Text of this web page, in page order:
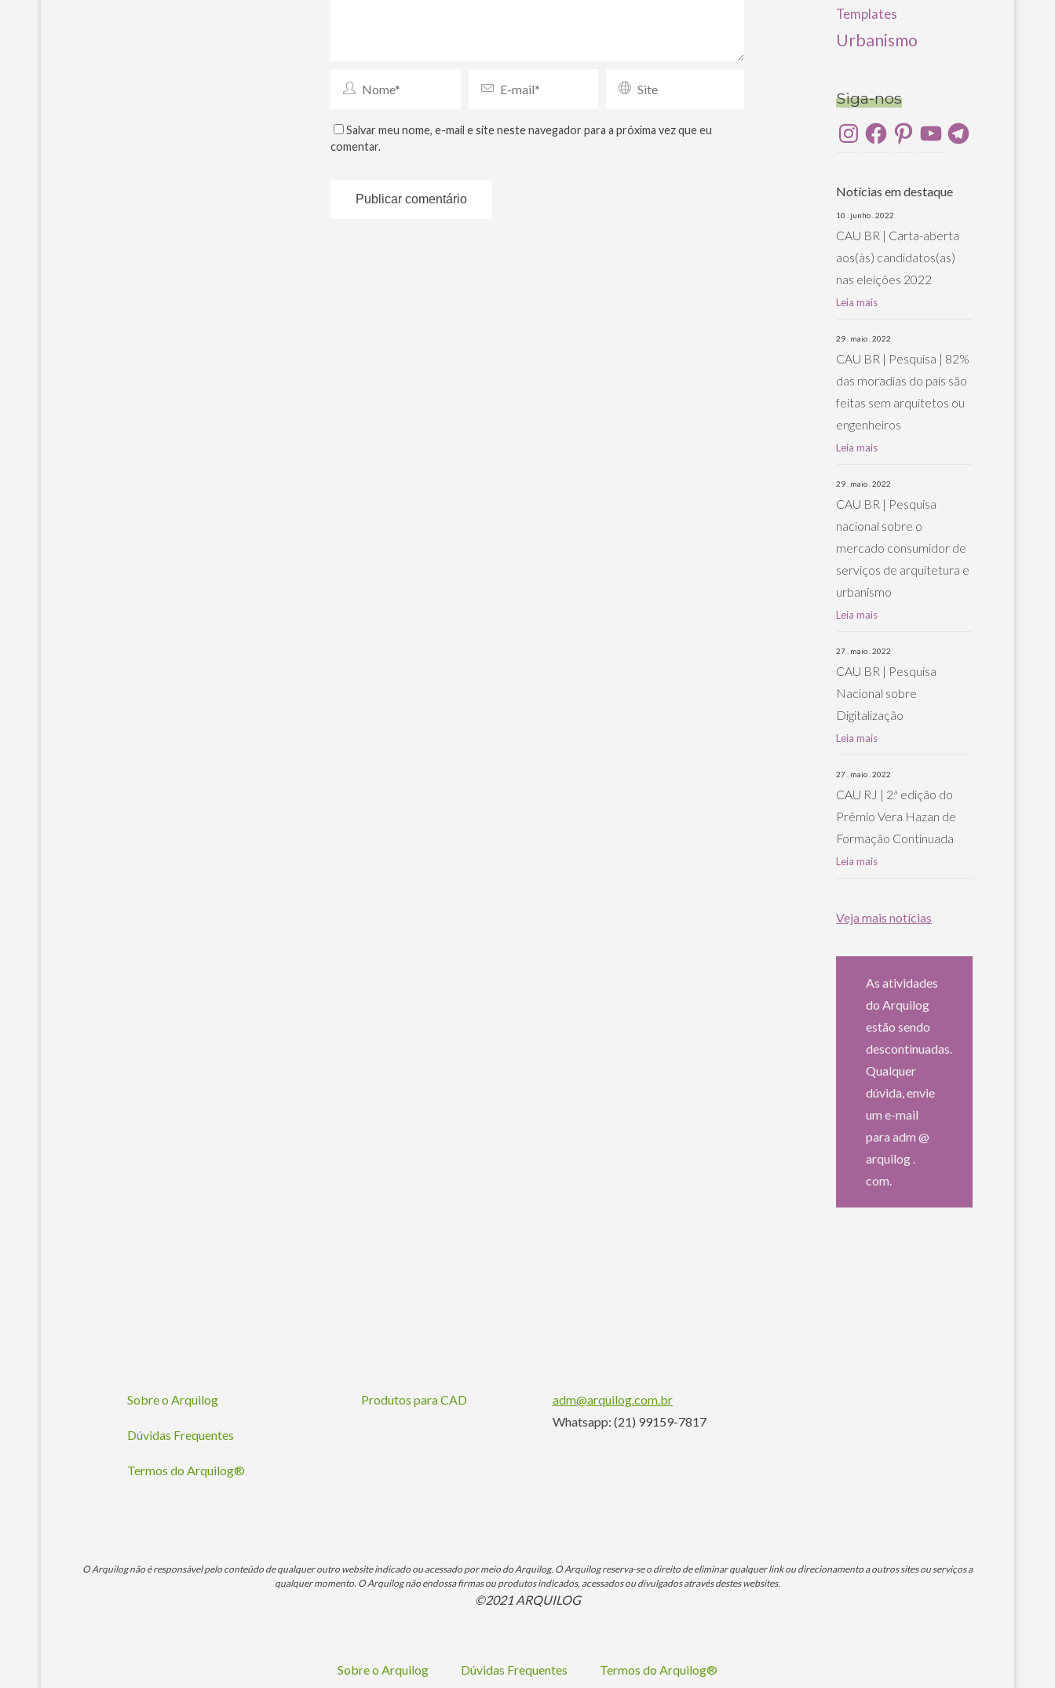
Salvar meu nome, e-mail e site neste navegador para a próxima vez que eu
comentar.
Templates
Urbanismo
Siga-nos
InstagramFacebookPinterestYouTubeTelegram
Notícias em destaque
10 . junho . 2022
CAU BR | Carta-aberta
aos(às) candidatos(as)
nas eleições 2022
Leia mais
29 . maio . 2022
CAU BR | Pesquisa | 82%
das moradias do país são
feitas sem arquitetos ou
engenheiros
Leia mais
29 . maio . 2022
CAU BR | Pesquisa
nacional sobre o
mercado consumidor de
serviços de arquitetura e
urbanismo
Leia mais
27 . maio . 2022
CAU BR | Pesquisa
Nacional sobre
Digitalização
Leia mais
27 . maio . 2022
CAU RJ | 2ª edição do
Prêmio Vera Hazan de
Formação Continuada
Leia mais
Veja mais notícias
As atividades
do Arquilog
estão sendo
descontinuadas.
Qualquer
dúvida, envie
um e-mail
para adm @
arquilog .
com.
Sobre o Arquilog
Dúvidas Frequentes
Termos do Arquilog®
Produtos para CAD
adm@arquilog.com.br
Whatsapp: (21) 99159-7817
O Arquilog não é responsável pelo conteúdo de qualquer outro website indicado ou acessado por meio do Arquilog. O Arquilog reserva-se o direito de eliminar qualquer link ou direcionamento a outros sites ou serviços a
qualquer momento. O Arquilog não endossa firmas ou produtos indicados, acessados ou divulgados através destes websites.
©2021 ARQUILOG
Sobre o Arquilog Dúvidas Frequentes Termos do Arquilog®